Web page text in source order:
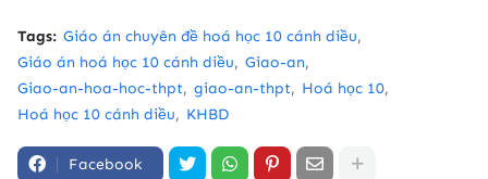
Tags: Giáo án chuyên đề hoá học 10 cánh diều
Giáo án hoá học 10 cánh diều
Giao-an
Giao-an-hoa-hoc-thpt
giao-an-thpt
Hoá học 10
Hoá học 10 cánh diều
KHBD
Facebook